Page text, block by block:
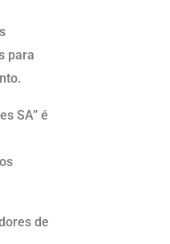
para
SA” é
de